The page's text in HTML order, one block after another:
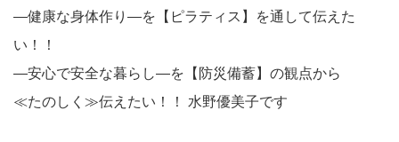
―健康な身体作り―を【ピラティス】を通して伝えた
い！！
―安心で安全な暮らし―を【防災備蓄】の観点から
≪たのしく≫伝えたい！！ 水野優美子です